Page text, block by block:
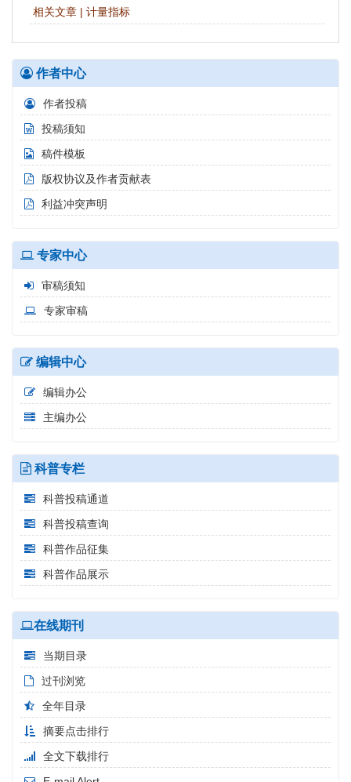
相关文章 | 计量指标
作者中心
作者投稿
投稿须知
稿件模板
版权协议及作者贡献表
利益冲突声明
专家中心
审稿须知
专家审稿
编辑中心
编辑办公
主编办公
科普专栏
科普投稿通道
科普投稿查询
科普作品征集
科普作品展示
在线期刊
当期目录
过刊浏览
全年目录
摘要点击排行
全文下载排行